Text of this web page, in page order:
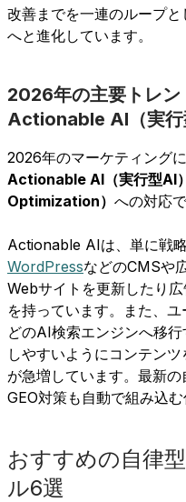
改善までを一連のループと
へと進化しています。
2026年の主要トレン
Actionable AI（実行
2026年のマーケティング
Actionable AI（実行型AI）
Optimization） への対応で
Actionable AIは、単に戦
WordPressなどのCMSや
Webサイトを更新したり広
を持っています。また、
どのAI検索エンジンへ移
しやすいようにコンテン
が急増しています。最新
GEO対策も自動で組み込む
おすすめの自律
ル6選